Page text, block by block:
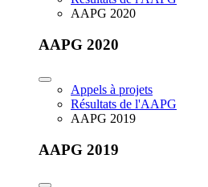
AAPG 2020
AAPG 2020
Appels à projets
Résultats de l'AAPG
AAPG 2019
AAPG 2019